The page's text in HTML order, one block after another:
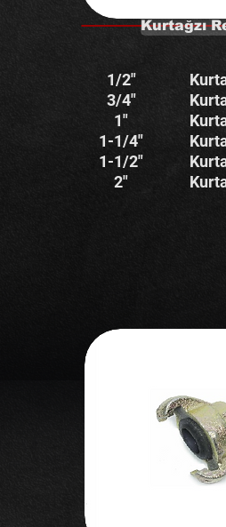
Kurtağzı
1/2"
3/4"
1"
1-1/4"
1-1/2"
2"